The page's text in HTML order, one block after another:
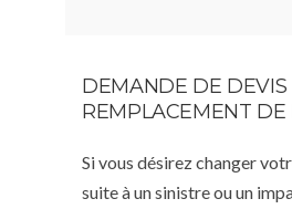
DEMANDE DE DEVIS
REMPLACEMENT DE
Si vous désirez changer
suite à un sinistre ou un